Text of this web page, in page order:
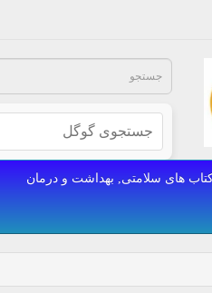
های سلامتی, بهداشت و درمان